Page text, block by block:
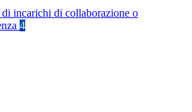
incarichi di collaborazione o
4